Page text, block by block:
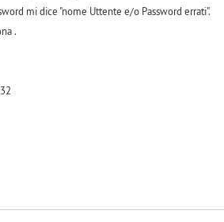
mi dice "nome Uttente e/o Password errati".
.